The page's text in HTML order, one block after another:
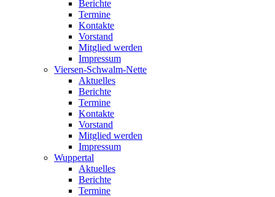
Berichte
Termine
Kontakte
Vorstand
Mitglied werden
Impressum
Viersen-Schwalm-Nette
Aktuelles
Berichte
Termine
Kontakte
Vorstand
Mitglied werden
Impressum
Wuppertal
Aktuelles
Berichte
Termine